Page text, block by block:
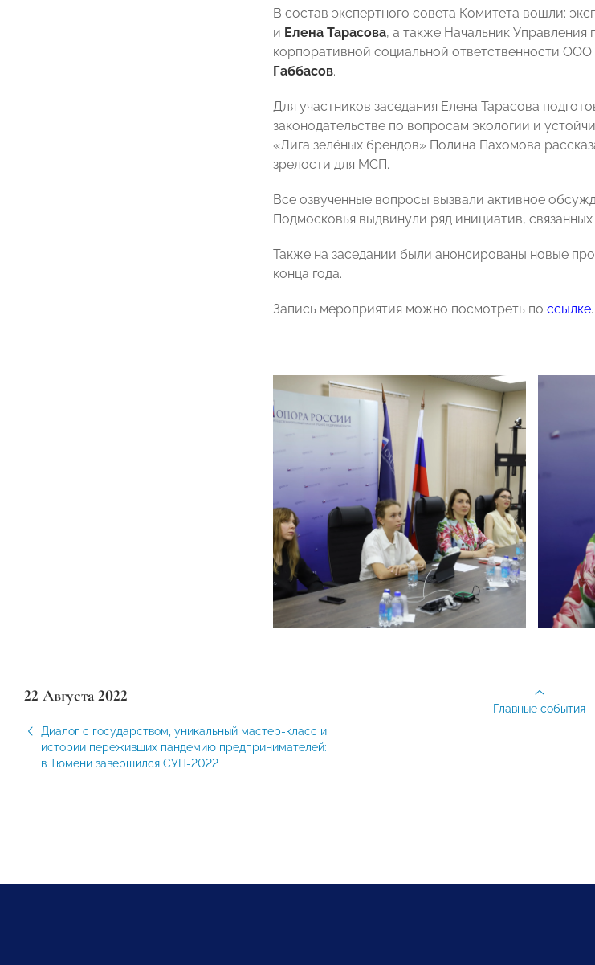
В состав экспертного совета Комитета вошли:
и Елена Тарасова, а также Начальник
корпоративной социальной ответственности
Габбасов.
Для участников заседания Елена Тарасова
законодательстве по вопросам экологии и
«Лига зелёных брендов» Полина Пахомова
зрелости для МСП.
Все озвученные вопросы вызвали активное
Подмосковья выдвинули ряд инициатив,
Также на заседании были анонсированы новые
конца года.
Запись мероприятия можно посмотреть по ссылке.
22 Августа 2022
Диалог с государством, уникальный мастер-класс и
истории переживших пандемию предпринимателей:
в Тюмени завершился СУП-2022
Главные события